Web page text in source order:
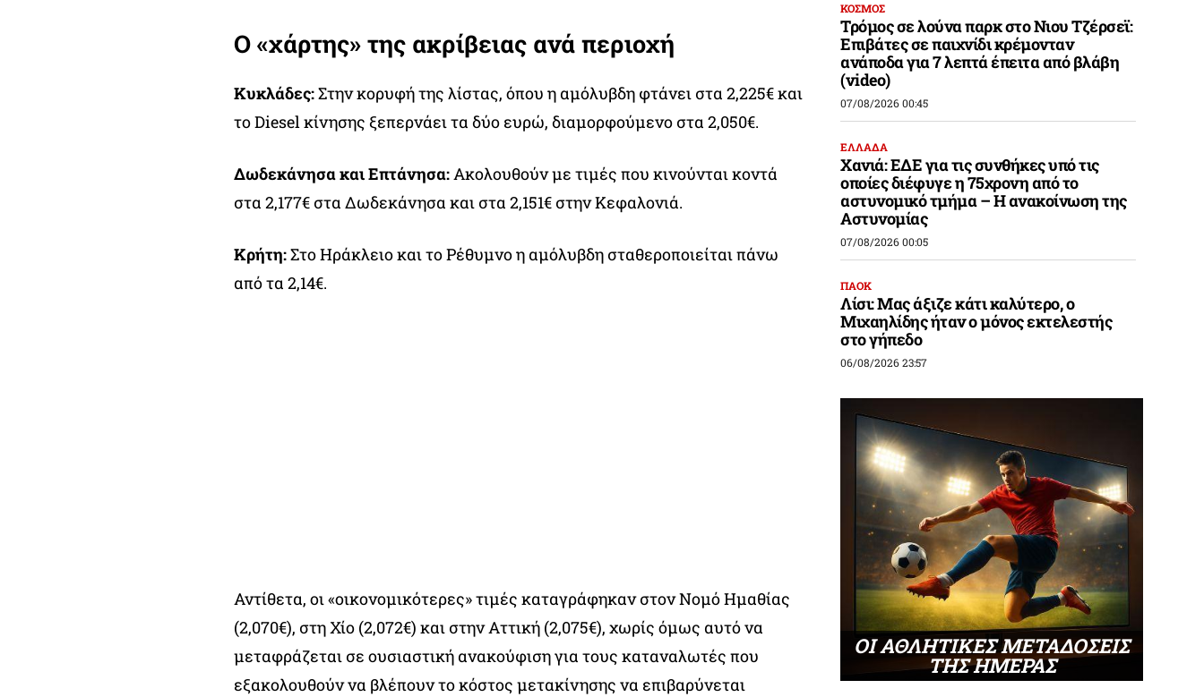
Ο «χάρτης» της ακρίβειας ανά περιοχή
Κυκλάδες:Στην κορυφή της λίστας, όπου η αμόλυβδη φτάνει στα 2,225€ και
το Diesel κίνησης ξεπερνάει τα δύο ευρώ, διαμορφούμενο στα 2,050€.
Δωδεκάνησα και Επτάνησα:Ακολουθούν με τιμές που κινούνται κοντά
στα 2,177€ στα Δωδεκάνησα και στα 2,151€ στην Κεφαλονιά.
Κρήτη:Στο Ηράκλειο και το Ρέθυμνο η αμόλυβδη σταθεροποιείται πάνω
από τα 2,14€.
Αντίθετα, οι «οικονομικότερες» τιμές καταγράφηκαν στον Νομό Ημαθίας
(2,070€), στη Χίο (2,072€) και στην Αττική (2,075€), χωρίς όμως αυτό να
μεταφράζεται σε ουσιαστική ανακούφιση για τους καταναλωτές που
εξακολουθούν να βλέπουν το κόστος μετακίνησης να επιβαρύνεται
ΚΟΣΜΟΣ
Τρόμος σε λούνα παρκ στο Νιου Τζέρσεϊ:
Επιβάτες σε παιχνίδι κρέμονταν
ανάποδα για 7 λεπτά έπειτα από βλάβη
(video)
07/08/2026 00:45
ΕΛΛΑΔΑ
Χανιά: ΕΔΕ για τις συνθήκες υπό τις
οποίες διέφυγε η 75χρονη από το
αστυνομικό τμήμα – Η ανακοίνωση της
Αστυνομίας
07/08/2026 00:05
ΠΑΟΚ
Λίσι: Μας άξιζε κάτι καλύτερο, ο
Μιχαηλίδης ήταν ο μόνος εκτελεστής
στο γήπεδο
06/08/2026 23:57
ΟΙ ΑΘΛΗΤΙΚΕΣ ΜΕΤΑΔΟΣΕΙΣ
ΤΗΣ ΗΜΕΡΑΣ